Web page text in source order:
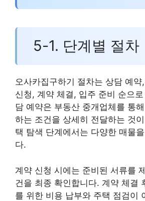
5-1. 단계별 절차
오사카집구하기 절차는 상담 예
신청, 계약 체결, 입주 준비 순으
담 예약은 부동산 중개업체를 통
하는 조건을 상세히 전달하는 것
택 탐색 단계에서는 다양한 매물
다.
계약 신청 시에는 준비된 서류를
건을 최종 확인합니다. 계약 체결
를 위한 비용 납부와 주택 점검이